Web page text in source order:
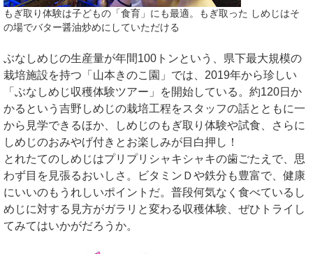
もぎ取り体験は子どもの「食育」にも最適。もぎ取った しめじはそ
の場でバター醤油炒めにしていただける
ぶなしめじの生産量が年間100トンという、県下最大規模の
栽培施設を持つ「山本きのこ園」では、2019年から珍しい
「ぶなしめじ収穫体験ツアー」を開始している。約120日か
かるという吉野しめじの栽培工程をスタッフの話とともに一
から見学できるほか、しめじのもぎ取り体験や試食、さらに
しめじのおみやげ付きとお楽しみが目白押し！
とれたてのしめじはプリプリシャキシャキの歯ごたえで、思
わず目を見張るおいしさ。ビタミンＤや鉄分も豊富で、健康
にいいのもうれしいポイントだ。普段何気なく食べているし
めじに対する見方がガラリと変わる収穫体験、ぜひトライし
てみてはいかがだろうか。